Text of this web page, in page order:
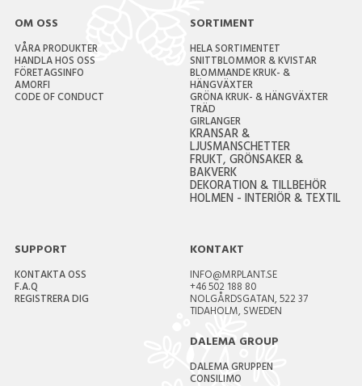
OM OSS
VÅRA PRODUKTER
HANDLA HOS OSS
FÖRETAGSINFO
AMORFI
CODE OF CONDUCT
SORTIMENT
HELA SORTIMENTET
SNITTBLOMMOR & KVISTAR
BLOMMANDE KRUK- &
HÄNGVÄXTER
GRÖNA KRUK- & HÄNGVÄXTER
TRÄD
GIRLANGER
KRANSAR &
LJUSMANSCHETTER
FRUKT, GRÖNSAKER &
BAKVERK
DEKORATION & TILLBEHÖR
HOLMEN - INTERIÖR & TEXTIL
SUPPORT
KONTAKTA OSS
F.A.Q
REGISTRERA DIG
KONTAKT
INFO@MRPLANT.SE
+46 502 188 80
NOLGÅRDSGATAN, 522 37
TIDAHOLM, SWEDEN
DALEMA GROUP
DALEMA GRUPPEN
CONSILIMO